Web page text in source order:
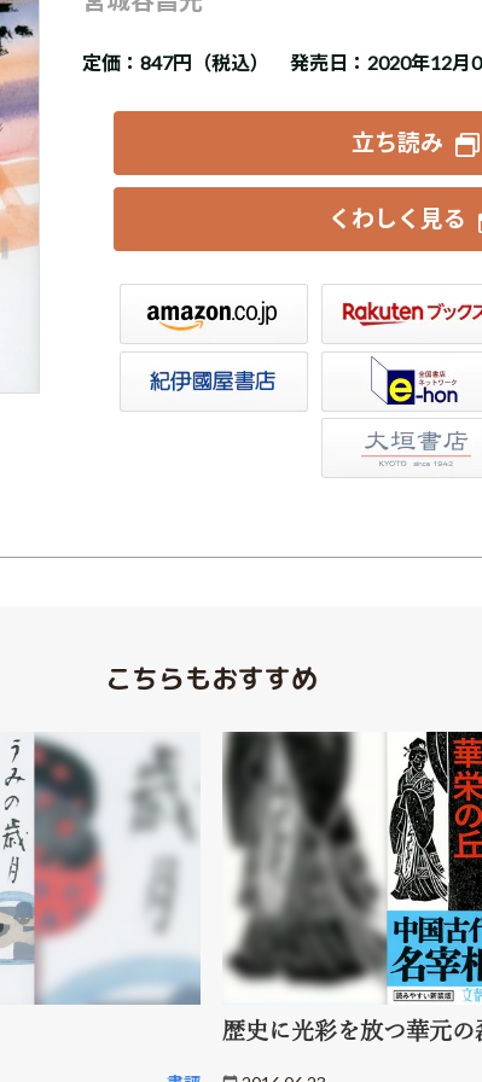
定価：847円（税込） 発売日：2020年12月
立ち読み
くわしく見る
セブンネット
こちらもおすすめ
歴史に光彩を放つ華元